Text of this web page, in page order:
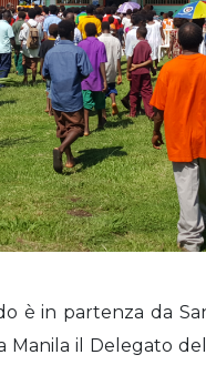
è in partenza da
Manila il Delegato